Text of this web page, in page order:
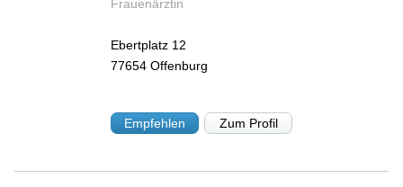
Frauenärztin
Ebertplatz 12
77654 Offenburg
Empfehlen Zum Profil